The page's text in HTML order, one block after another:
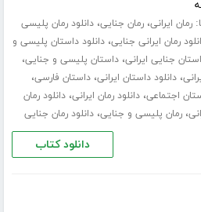
رمان ایرانی،رمان جنایی،دانلود رمان پلیسی
رمان ایرانی جنایی،دانلود داستان پلیسی و
جنایی ایرانی،داستان پلیسی و جنایی،
،دانلود داستان ایرانی،داستان فارسی،
اجتماعی،دانلود رمان ایرانی،دانلود رمان
،رمان پلیسی و جنایی،دانلود رمان جنایی
دانلود کتاب